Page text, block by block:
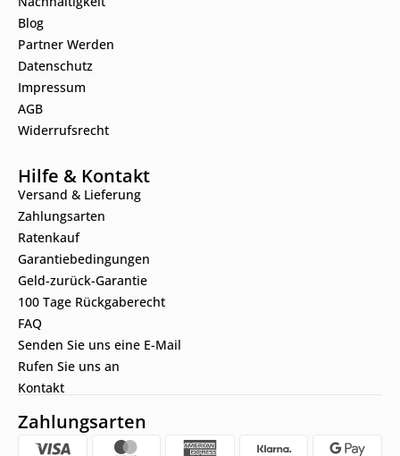
Blog
Partner Werden
Datenschutz
Impressum
AGB
Widerrufsrecht
Hilfe & Kontakt
Versand & Lieferung
Zahlungsarten
Ratenkauf
Garantiebedingungen
Geld-zurück-Garantie
100 Tage Rückgaberecht
FAQ
Senden Sie uns eine E-Mail
Rufen Sie uns an
Kontakt
Zahlungsarten